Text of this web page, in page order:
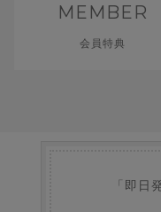
MEMBER
会員特典
「即日